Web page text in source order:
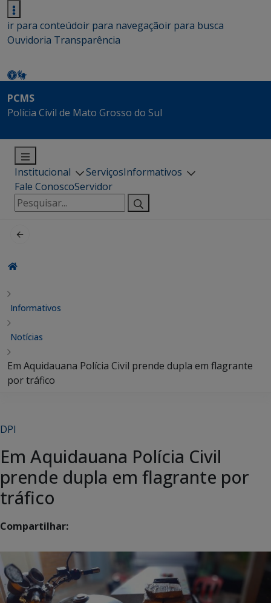
ir para conteúdoir para navegaçãoir para busca
Ouvidoria Transparência
PCMS
Polícia Civil de Mato Grosso do Sul
Institucional ServiçosInformativos
Fale ConoscoServidor
Pesquisar
por:
Informativos
Notícias
Em Aquidauana Polícia Civil prende dupla em flagrante
por tráfico
DPI
Em Aquidauana Polícia Civil
prende dupla em flagrante por
tráfico
Compartilhar: